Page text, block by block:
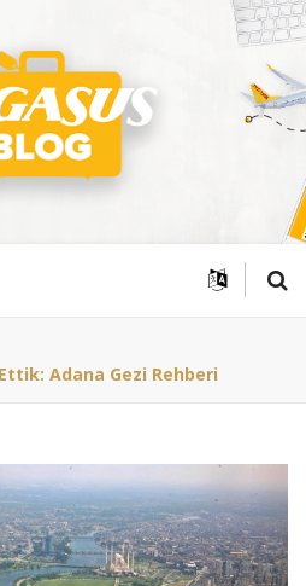
Adana Gezi Rehberi